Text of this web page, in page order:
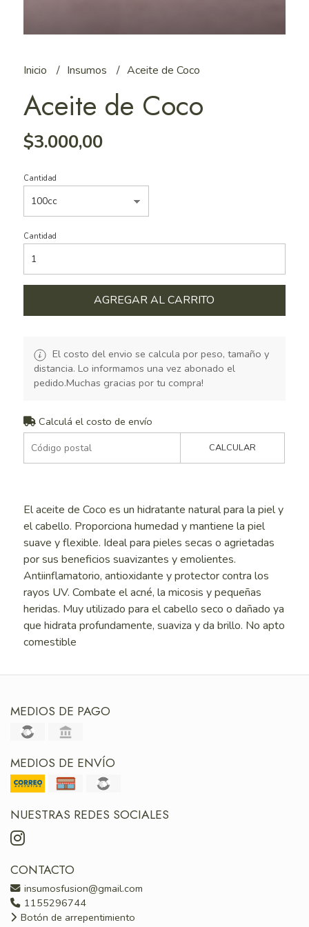
Inicio Insumos Aceite de Coco
Aceite de Coco
$3.000,00
Cantidad
Cantidad
AGREGAR AL CARRITO
El costo del envio se calcula por peso, tamaño y
distancia. Lo informamos una vez abonado el
pedido.Muchas gracias por tu compra!
Calculá el costo de envío
CALCULAR
El aceite de Coco es un hidratante natural para la piel y
el cabello. Proporciona humedad y mantiene la piel
suave y flexible. Ideal para pieles secas o agrietadas
por sus beneficios suavizantes y emolientes.
Antiinflamatorio, antioxidante y protector contra los
rayos UV. Combate el acné, la micosis y pequeñas
heridas. Muy utilizado para el cabello seco o dañado ya
que hidrata profundamente, suaviza y da brillo. No apto
comestible
MEDIOS DE PAGO
MEDIOS DE ENVÍO
NUESTRAS REDES SOCIALES
CONTACTO
insumosfusion@gmail.com
1155296744
Botón de arrepentimiento